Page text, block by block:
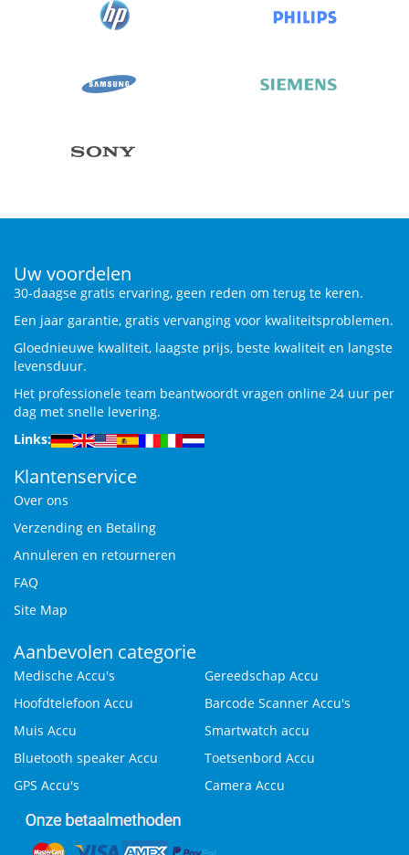
Uw voordelen
30-daagse gratis ervaring, geen reden om terug te keren.
Een jaar garantie, gratis vervanging voor kwaliteitsproblemen.
Gloednieuwe kwaliteit, laagste prijs, beste kwaliteit en langste
levensduur.
Het professionele team beantwoordt vragen online 24 uur per
dag met snelle levering.
Links:
Klantenservice
Over ons
Verzending en Betaling
Annuleren en retourneren
FAQ
Site Map
Aanbevolen categorie
Medische Accu's
Gereedschap Accu
Hoofdtelefoon Accu
Barcode Scanner Accu's
Muis Accu
Smartwatch accu
Bluetooth speaker Accu
Toetsenbord Accu
GPS Accu's
Camera Accu